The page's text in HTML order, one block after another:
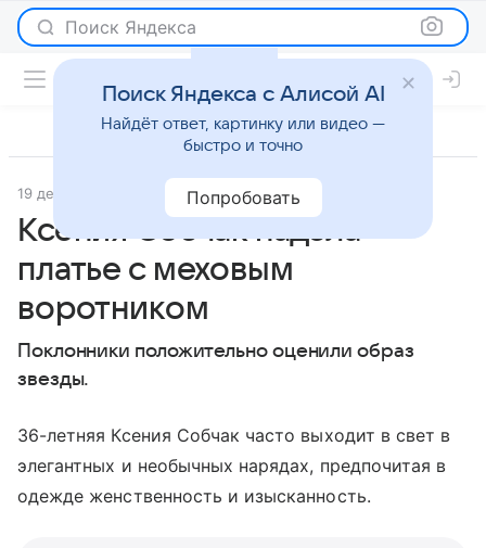
Поиск Яндекса
19 декабря 2017 Светская жизнь
Ксения Собчак надела
платье с меховым
воротником
Поклонники положительно оценили образ
звезды.
36-летняя Ксения Собчак часто выходит в свет в
элегантных и необычных нарядах, предпочитая в
одежде женственность и изысканность.
Поиск Яндекса с Алисой AI
Найдёт ответ, картинку или видео —
быстро и точно
Попробовать